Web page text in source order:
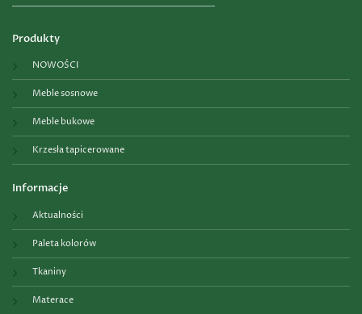
Produkty
NOWOŚCI
Meble sosnowe
Meble bukowe
Krzesła tapicerowane
Informacje
Aktualności
Paleta kolorów
Tkaniny
Materace